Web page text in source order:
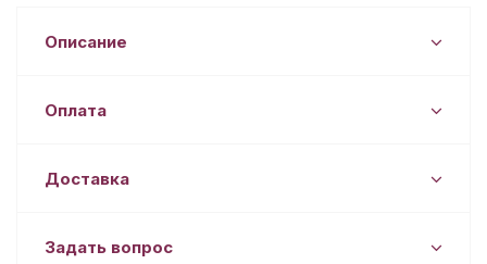
Описание
Оплата
Доставка
Задать вопрос